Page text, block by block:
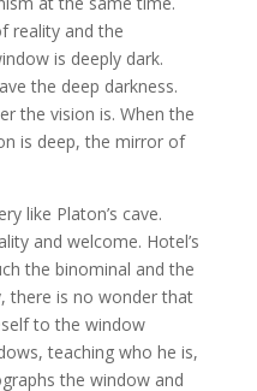
reality and the
is deeply dark.
the deep darkness.
the vision is. When the
is deep, the mirror of
like Platon’s cave.
and welcome. Hotel’s
the binominal and the
there is no wonder that
to the window
teaching who he is,
the window and